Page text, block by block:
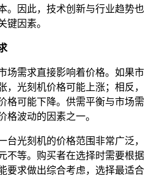
。因此，技术创新与行业趋势也
键因素。
场需求直接影响着价格。如果市
，光刻机价格可能上涨；相反，
格可能下降。供需平衡与市场需
格波动的因素之一。
台光刻机的价格范围非常广泛，
不等。购买者在选择时需要根据
要求做出综合考虑，选择最适合